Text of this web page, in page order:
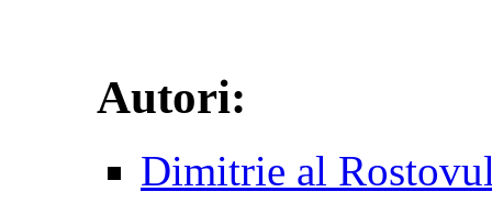
Autori:
Dimitrie al